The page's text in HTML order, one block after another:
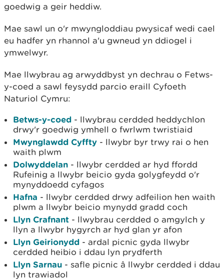
goedwig a geir heddiw.
Mae sawl un o'r mwyngloddiau pwysicaf wedi cael
eu hadfer yn rhannol a'u gwneud yn ddiogel i
ymwelwyr.
Mae llwybrau ag arwyddbyst yn dechrau o Fetws-
y-coed a sawl feysydd parcio eraill Cyfoeth
Naturiol Cymru:
Betws-y-coed - llwybrau cerdded heddychlon
drwy'r goedwig ymhell o fwrlwm twristiaid
Mwynglawdd Cyffty - llwybr byr trwy rai o hen
waith plwm
Dolwyddelan - llwybr cerdded ar hyd ffordd
Rufeinig a llwybr beicio gyda golygfeydd o'r
mynyddoedd cyfagos
Hafna - llwybr cerdded drwy adfeilion hen waith
plwm a llwybr beicio mynydd gradd coch
Llyn Crafnant - llwybrau cerdded o amgylch y
llyn a llwybr hygyrch ar hyd glan yr afon
Llyn Geirionydd - ardal picnic gyda llwybr
cerdded heibio i ddau lyn prydferth
Llyn Sarnau - safle picnic â llwybr cerdded i ddau
lyn trawiadol